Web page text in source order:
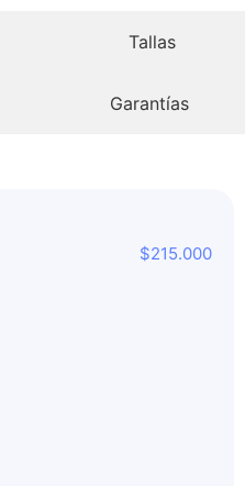
Tallas
Garantías
$215.000